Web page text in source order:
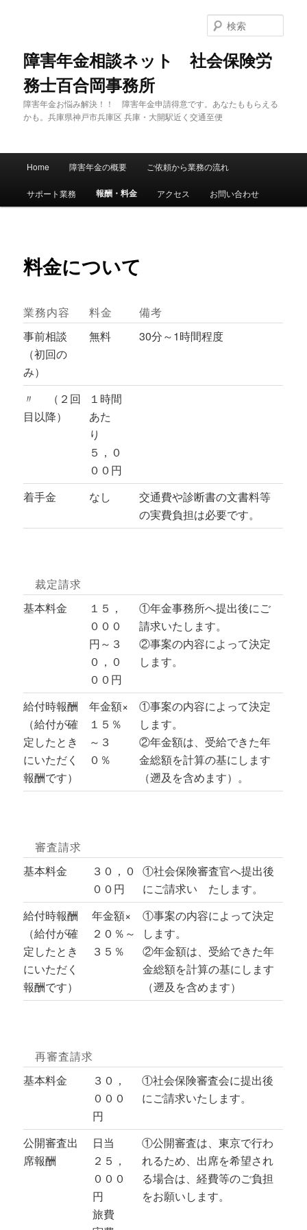
動
障害年金相談ネット 社会保険労
務士百合岡事務所
障害年金お悩み解決！！ 障害年金申請得意です。あなたももらえる
かも。兵庫県神戸市兵庫区 兵庫・大開駅近く交通至便
索
メ
Home 障害年金の概要 ご依頼から業務の流れ
サポート業務 報酬・料金 アクセス お問い合わせ
料金について
業務内容 料金
備考
事前相談
（初回の
み）
無料 30分～1時間程度
〃 （２回
目以降）
１時間
あた
り
５，０
００円
着手金
なし
交通費や診断書の文書料等
の実費負担は必要です。
裁定請求
基本料金
１５，
０００
円～３
０，０
００円
①年金事務所へ提出後にご
請求いたします。
②事案の内容によって決定
します。
給付時報酬
（給付が確
定したとき
にいただく
報酬です）
年金額×
１５％
～３
０％
①事案の内容によって決定
します。
②年金額は、受給できた年
金総額を計算の基にします
（遡及を含めます）。
審査請求
基本料金
３０，０
００円
①社会保険審査官へ提出後
にご請求い たします。
給付時報酬
（給付が確
定したとき
にいただく
報酬です）
年金額×
２０％～
３５％
①事案の内容によって決定
します。
②年金額は、受給できた年
金総額を計算の基にします
（遡及を含めます）
再審査請求
基本料金
３０，
０００
円
①社会保険審査会に提出後
にご請求いたします。
公開審査出
席報酬
日当
２５，
０００
円
旅費
①公開審査は、東京で行わ
れるため、出席を希望され
る場合は、経費等のご負担
をお願いします。